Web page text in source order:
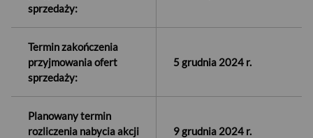
sprzedaży:
Termin zakończenia
przyjmowania ofert
sprzedaży:
5 grudnia 2024 r.
Planowany termin
rozliczenia nabycia akcji
9 grudnia 2024 r.